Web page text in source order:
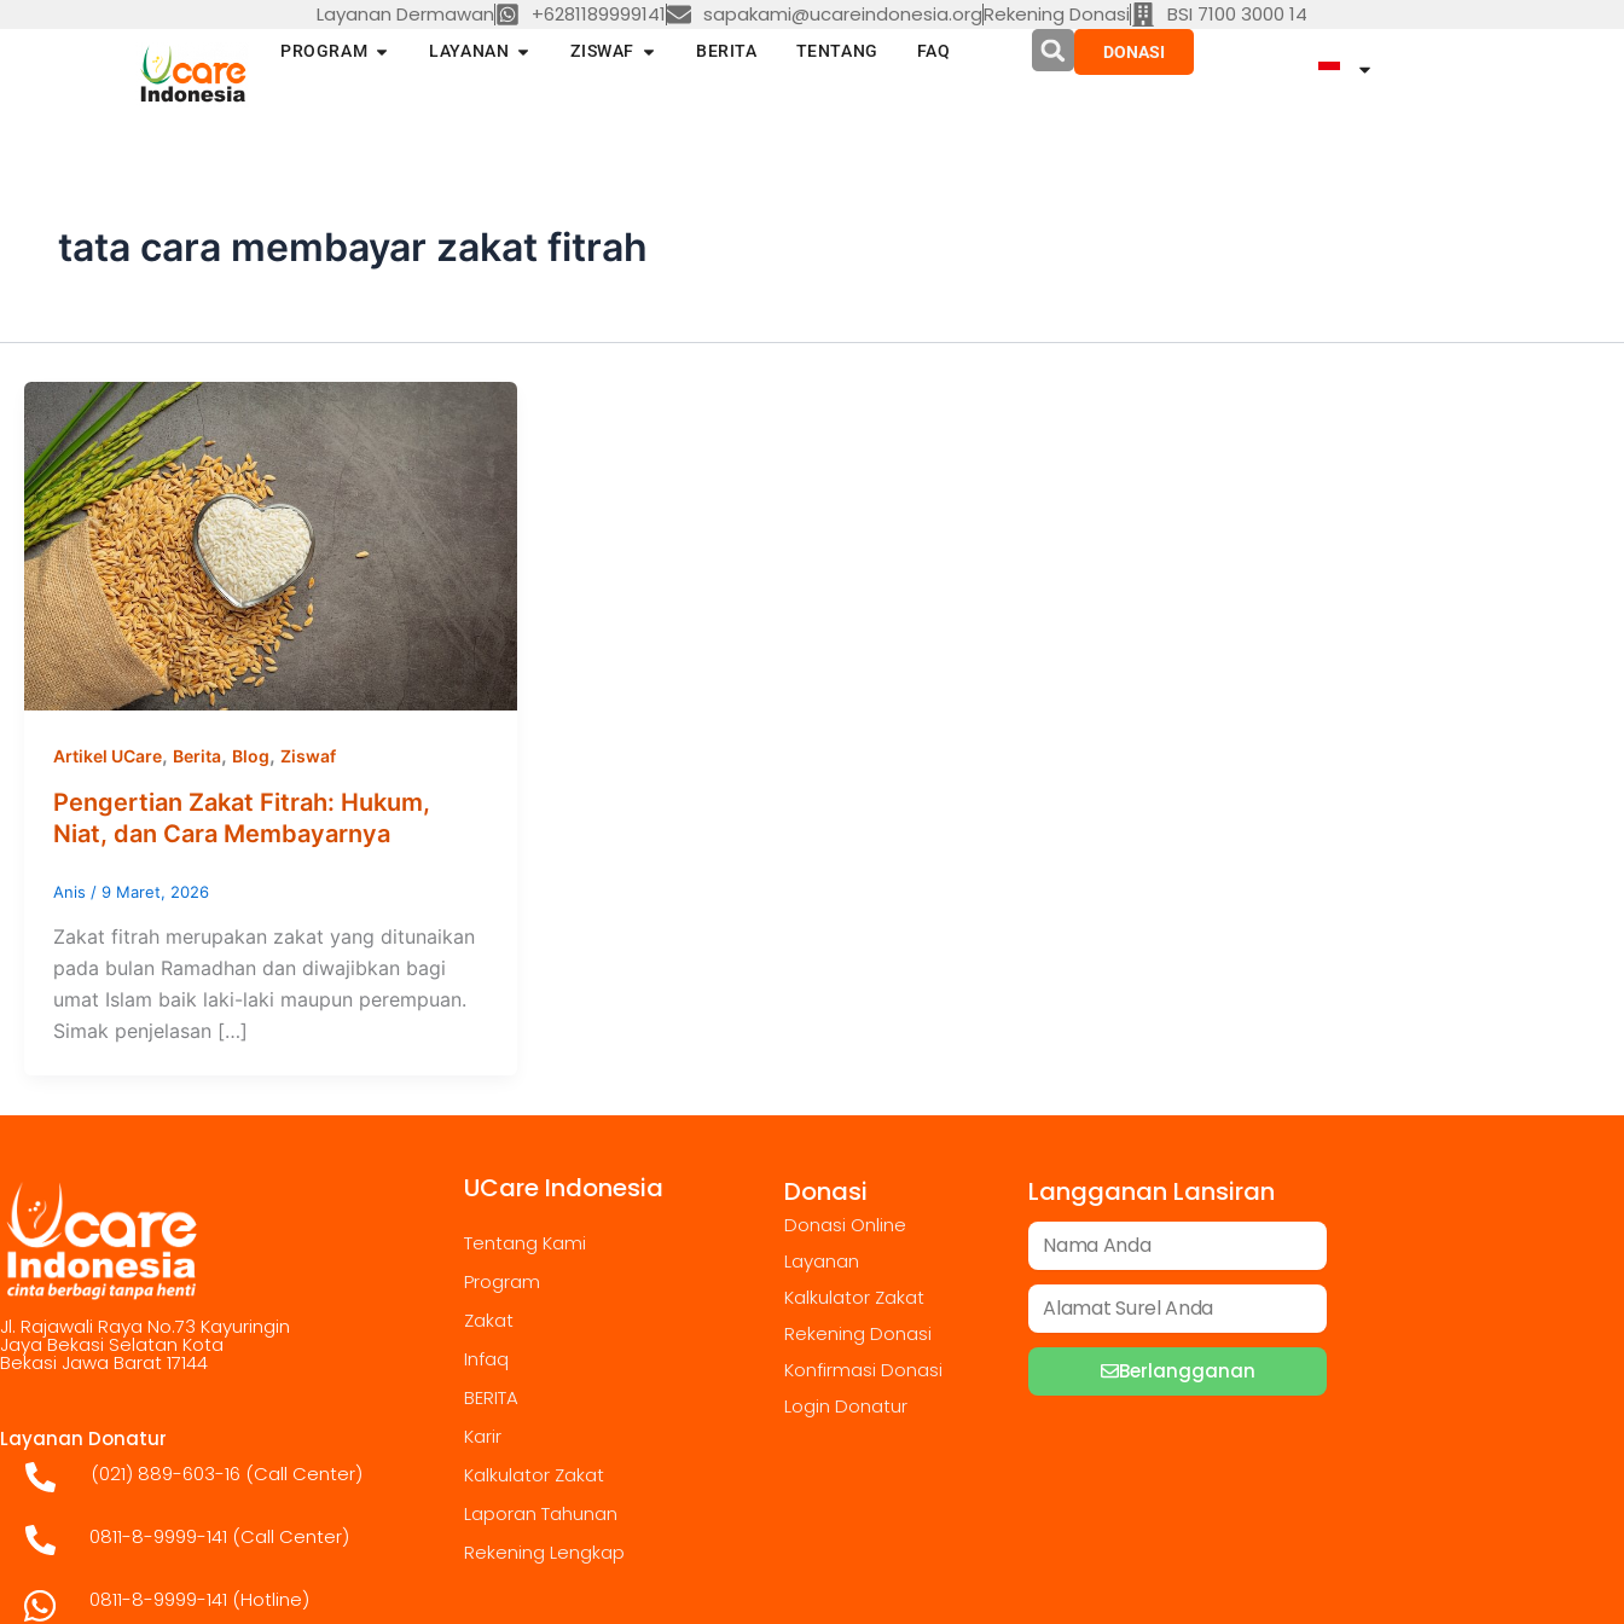
Layanan Dermawan +6281189999141 sapakami@ucareindonesia.orgRekening Donasi BSI 7100 3000 14
PROGRAM Open PROGRAM
LAYANAN Open LAYANAN
ZISWAF Open ZISWAF
BERITA TENTANG FAQ DONASI
tata cara membayar zakat fitrah
Artikel UCare, Berita, Blog, Ziswaf
Pengertian Zakat Fitrah: Hukum,
Niat, dan Cara Membayarnya
Anis / 9 Maret, 2026
Zakat fitrah merupakan zakat yang ditunaikan
pada bulan Ramadhan dan diwajibkan bagi
umat Islam baik laki-laki maupun perempuan.
Simak penjelasan […]
Jl. Rajawali Raya No.73 Kayuringin
Jaya Bekasi Selatan Kota
Bekasi Jawa Barat 17144
Layanan Donatur
(021) 889-603-16 (Call Center)
0811-8-9999-141 (Call Center)
0811-8-9999-141 (Hotline)
UCare Indonesia
Tentang Kami
Program
Zakat
Infaq
BERITA
Karir
Kalkulator Zakat
Laporan Tahunan
Rekening Lengkap
Donasi
Donasi Online
Layanan
Kalkulator Zakat
Rekening Donasi
Konfirmasi Donasi
Login Donatur
Langganan Lansiran
Berlangganan